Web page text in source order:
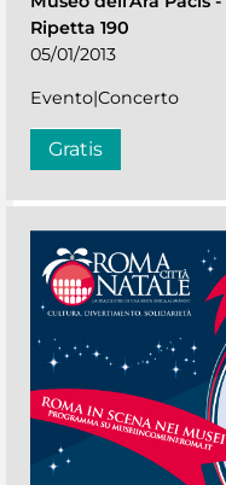
Ripetta 190
05/01/2013
Evento|Concerto
Gratis